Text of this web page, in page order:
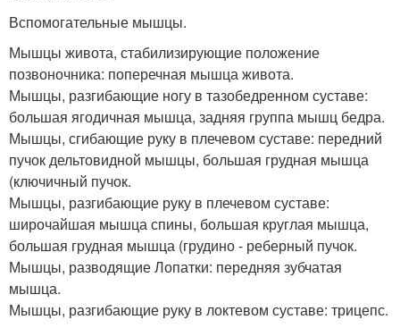
Вспомогательные мышцы.
Мышцы живота, стабилизирующие положение
позвоночника: поперечная мышца живота.
Мышцы, разгибающие ногу в тазобедренном суставе:
большая ягодичная мышца, задняя группа мышц бедра.
Мышцы, сгибающие руку в плечевом суставе: передний
пучок дельтовидной мышцы, большая грудная мышца
(ключичный пучок.
Мышцы, разгибающие руку в плечевом суставе:
широчайшая мышца спины, большая круглая мышца,
большая грудная мышца (грудино - реберный пучок.
Мышцы, разводящие Лопатки: передняя зубчатая
мышца.
Мышцы, разгибающие руку в локтевом суставе: трицепс.